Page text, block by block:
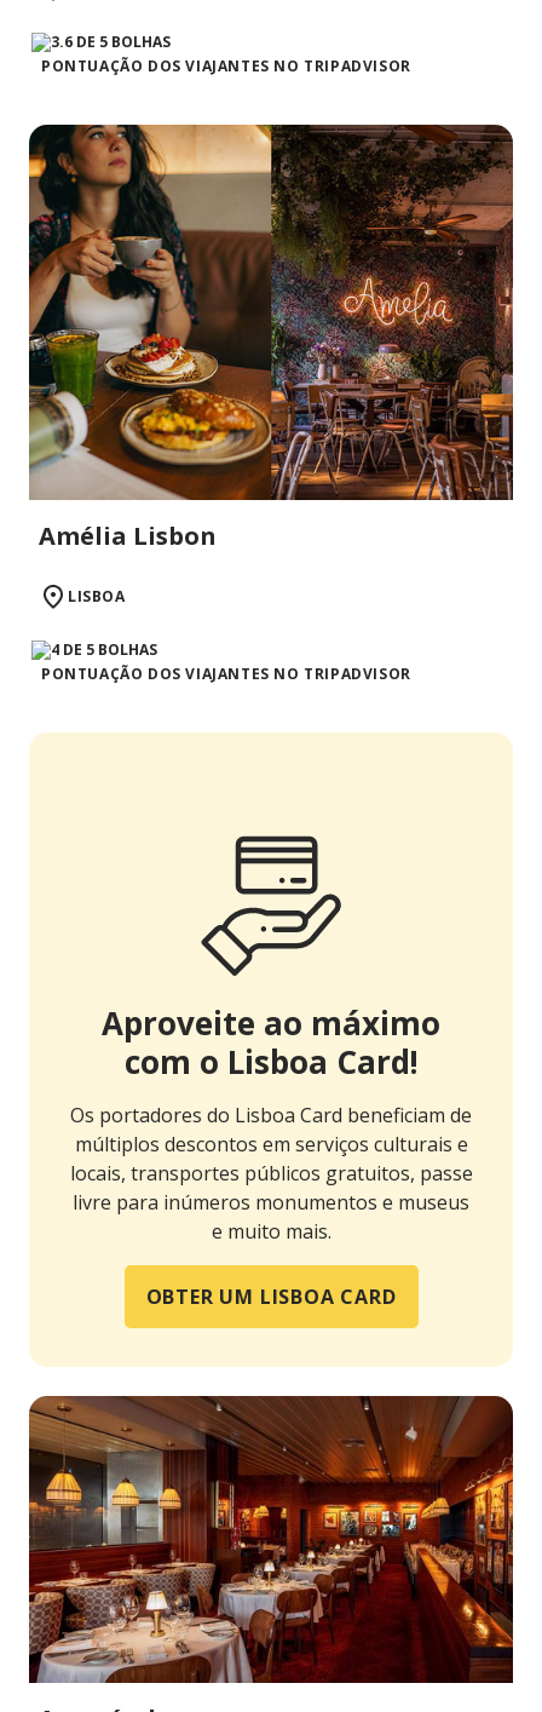
PONTUAÇÃO DOS VIAJANTES NO TRIPADVISOR
Amélia Lisbon
LISBOA
PONTUAÇÃO DOS VIAJANTES NO TRIPADVISOR
Aproveite ao máximo
com o Lisboa Card!
Os portadores do Lisboa Card beneficiam de
múltiplos descontos em serviços culturais e
locais, transportes públicos gratuitos, passe
livre para inúmeros monumentos e museus
e muito mais.
OBTER UM LISBOA CARD